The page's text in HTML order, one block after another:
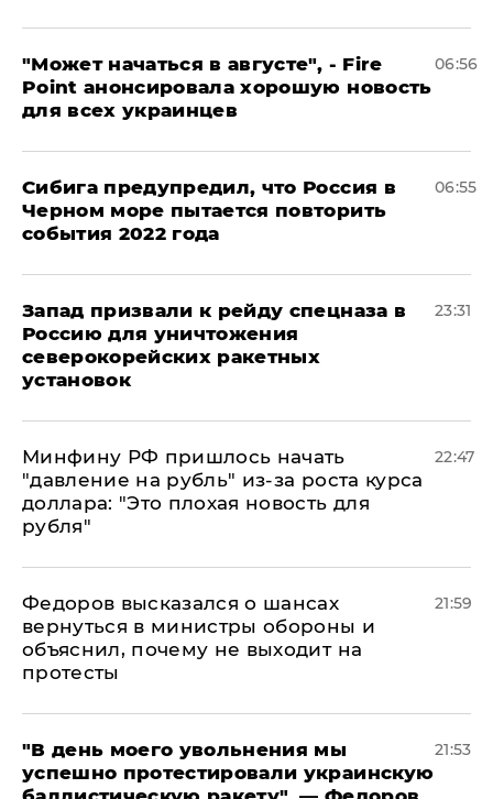
"Может начаться в августе", - Fire
Point анонсировала хорошую новость
для всех украинцев
06:56
Сибига предупредил, что Россия в
Черном море пытается повторить
события 2022 года
06:55
Запад призвали к рейду спецназа в
Россию для уничтожения
северокорейских ракетных
установок
23:31
Минфину РФ пришлось начать
"давление на рубль" из-за роста курса
доллара: "Это плохая новость для
рубля"
22:47
Федоров высказался о шансах
вернуться в министры обороны и
объяснил, почему не выходит на
протесты
21:59
​"В день моего увольнения мы
успешно протестировали украинскую
21:53